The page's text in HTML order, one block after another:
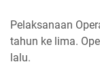
Pelaksanaan
tahun ke lima.
lalu.